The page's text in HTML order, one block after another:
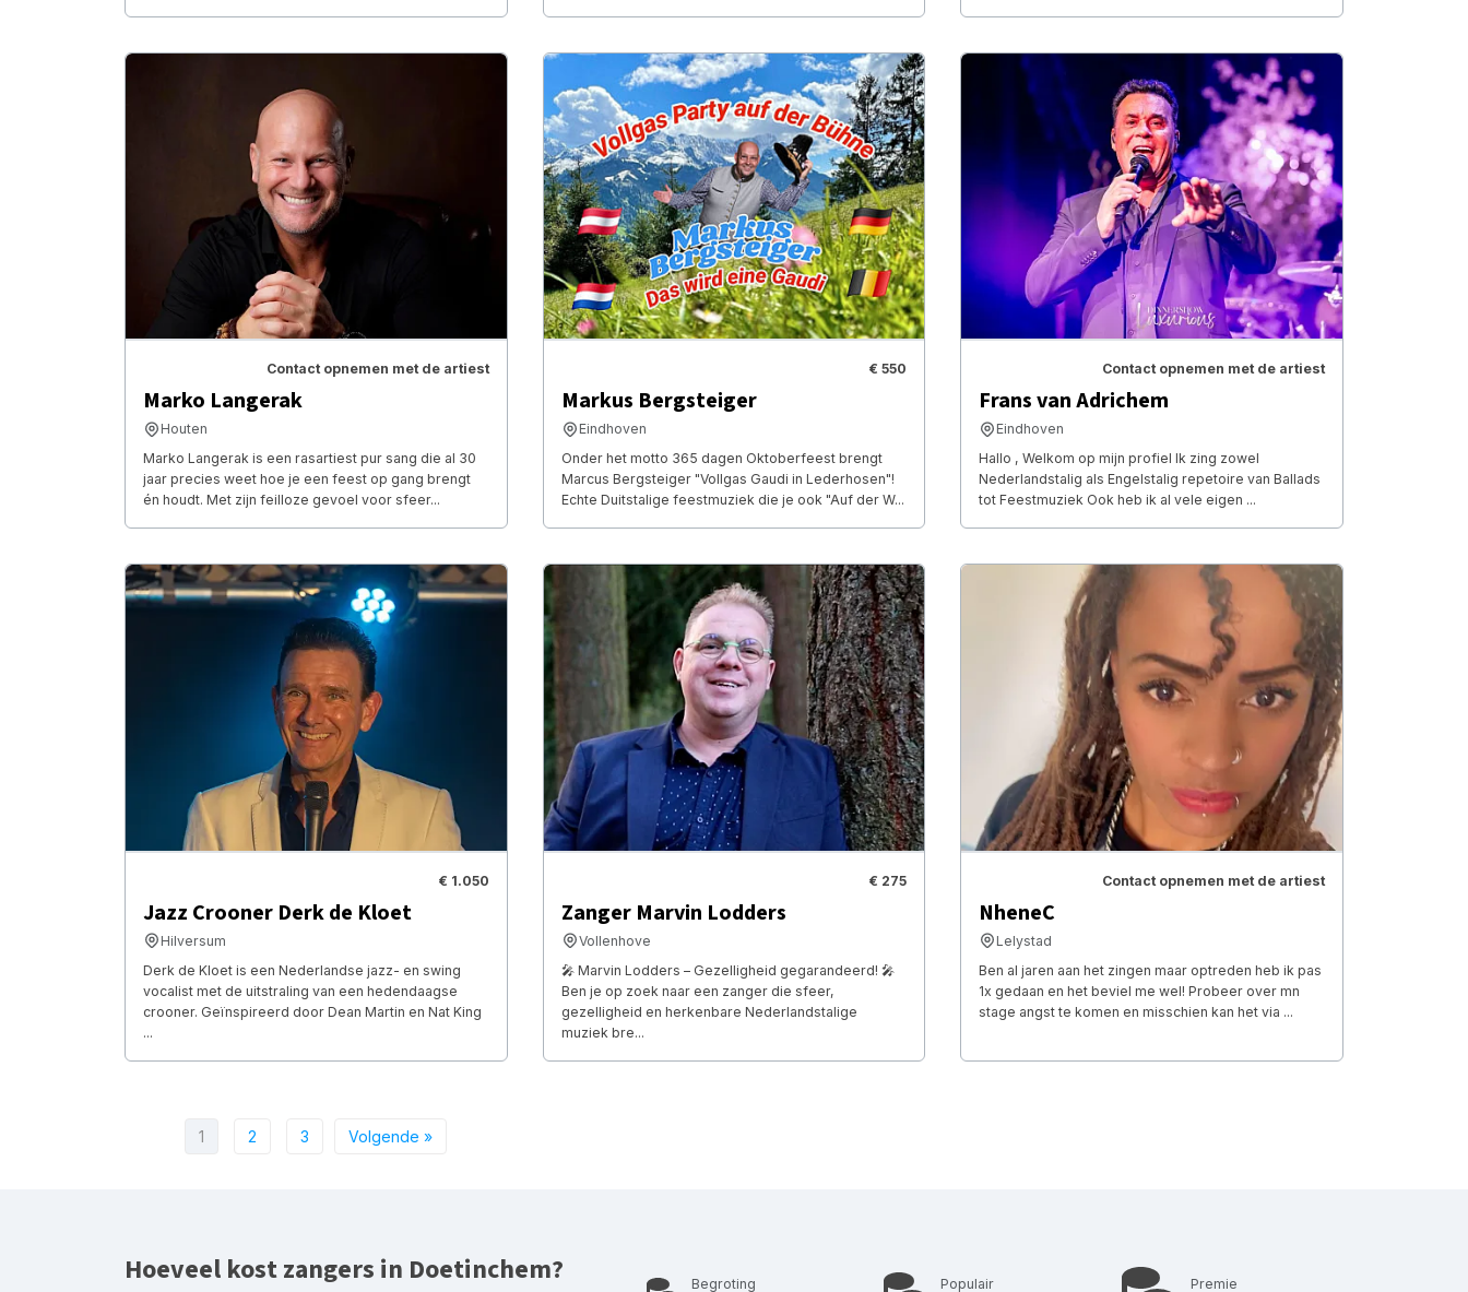
Contact opnemen met de artiest
Marko Langerak
Houten
Marko Langerak is een rasartiest pur sang die al 30
jaar precies weet hoe je een feest op gang brengt
én houdt. Met zijn feilloze gevoel voor sfeer...
€ 550
Markus Bergsteiger
Eindhoven
Onder het motto 365 dagen Oktoberfeest brengt
Marcus Bergsteiger "Vollgas Gaudi in Lederhosen"!
Echte Duitstalige feestmuziek die je ook "Auf der W...
Contact opnemen met de artiest
Frans van Adrichem
Eindhoven
Hallo , Welkom op mijn profiel Ik zing zowel
Nederlandstalig als Engelstalig repetoire van Ballads
tot Feestmuziek Ook heb ik al vele eigen ...
€ 1.050
Jazz Crooner Derk de Kloet
Hilversum
Derk de Kloet is een Nederlandse jazz- en swing
vocalist met de uitstraling van een hedendaagse
crooner. Geïnspireerd door Dean Martin en Nat King
...
€ 275
Zanger Marvin Lodders
Vollenhove
🎤 Marvin Lodders – Gezelligheid gegarandeerd! 🎤
Ben je op zoek naar een zanger die sfeer,
gezelligheid en herkenbare Nederlandstalige
muziek bre...
Contact opnemen met de artiest
NheneC
Lelystad
Ben al jaren aan het zingen maar optreden heb ik pas
1x gedaan en het beviel me wel! Probeer over mn
stage angst te komen en misschien kan het via ...
1 2 3 Volgende »
Hoeveel kost zangers in Doetinchem? Begroting Populair Premie